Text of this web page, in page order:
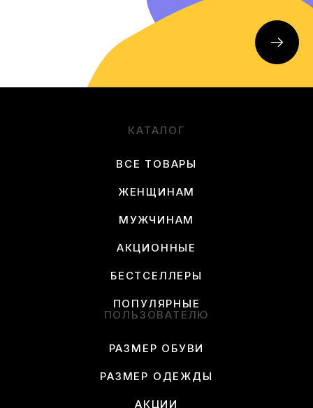
КАТАЛОГ
ВСЕ ТОВАРЫ
ЖЕНЩИНАМ
МУЖЧИНАМ
АКЦИОННЫЕ
БЕСТСЕЛЛЕРЫ
ПОПУЛЯРНЫЕ
ПОЛЬЗОВАТЕЛЮ
РАЗМЕР ОБУВИ
РАЗМЕР ОДЕЖДЫ
АКЦИИ